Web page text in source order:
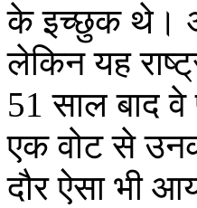
के इच्छुक थे।
लेकिन यह
51 साल बाद
एक वोट से
दौर ऐसा भी